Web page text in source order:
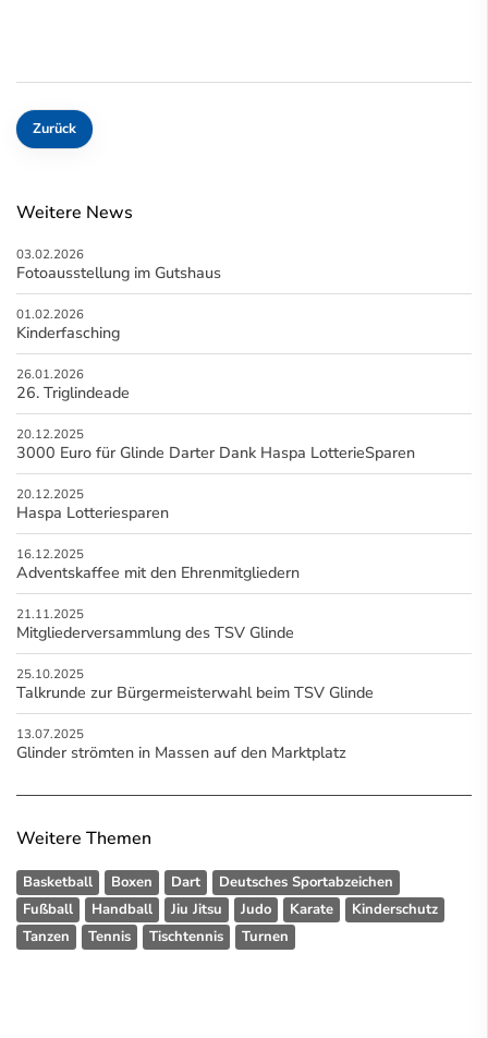
Zurück
Weitere News
03.02.2026
Fotoausstellung im Gutshaus
01.02.2026
Kinderfasching
26.01.2026
26. Triglindeade
20.12.2025
3000 Euro für Glinde Darter Dank Haspa LotterieSparen
20.12.2025
Haspa Lotteriesparen
16.12.2025
Adventskaffee mit den Ehrenmitgliedern
21.11.2025
Mitgliederversammlung des TSV Glinde
25.10.2025
Talkrunde zur Bürgermeisterwahl beim TSV Glinde
13.07.2025
Glinder strömten in Massen auf den Marktplatz
Weitere Themen
Basketball Boxen Dart
Deutsches Sportabzeichen
Fußball
Handball Jiu Jitsu Judo Karate
Kinderschutz
Tanzen
Tennis Tischtennis Turnen